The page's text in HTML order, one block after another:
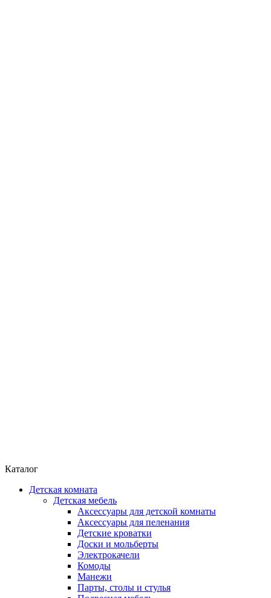
Каталог
Детская комната
Детская мебель
Аксессуары для детской комнаты
Аксессуары для пеленания
Детские кроватки
Доски и мольберты
Электрокачели
Комоды
Манежи
Парты, столы и стулья